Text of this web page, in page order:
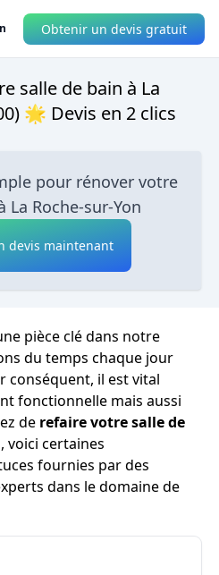
Obtenir un devis gratuit
salle de bain à La
🌟 Devis en 2 clics
pour rénover votre
La Roche-sur-Yon
devis maintenant
pièce clé dans notre
du temps chaque jour
conséquent, il est vital
fonctionnelle mais aussi
de refaire votre salle de
voici certaines
fournies par des
dans le domaine de